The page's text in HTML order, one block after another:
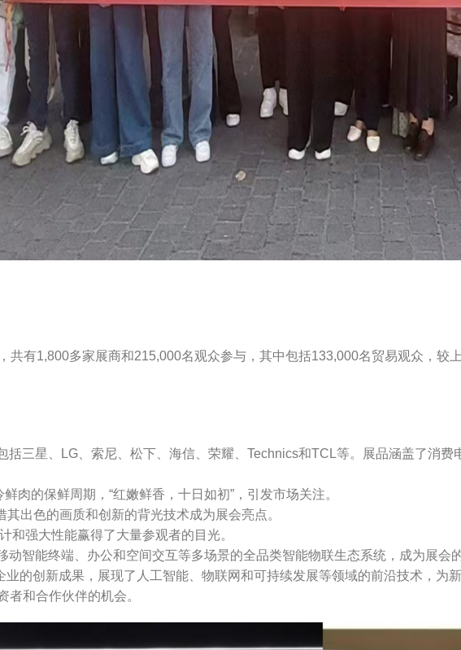
共有1,800多家展商和215,000名观众参与，其中包括133,000名贸易观众，
括三星、LG、索尼、松下、海信、荣耀、Technics和TCL等。展品涵盖了消
肉的保鲜周期，“红嫩鲜香，十日如初”，引发市场关注。
出色的画质和创新的背光技术成为展会亮点。
和强大性能赢得了大量参观者的目光。
智能终端、办公和空间交互等多场景的全品类智能物联生态系统，成为展会
业的创新成果，展现了人工智能、物联网和可持续发展等领域的前沿技术，为
者和合作伙伴的机会。​